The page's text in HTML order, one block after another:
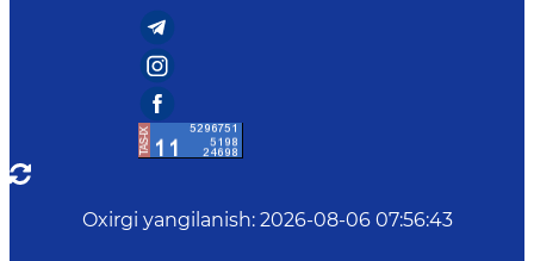
Oxirgi yangilanish: 2026-08-06 07:56:43